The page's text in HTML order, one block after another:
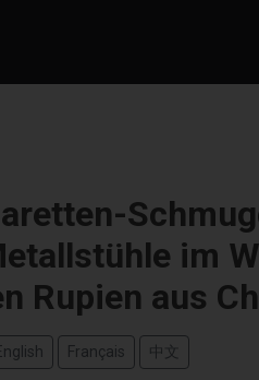
im
Rupien aus
Français 中文